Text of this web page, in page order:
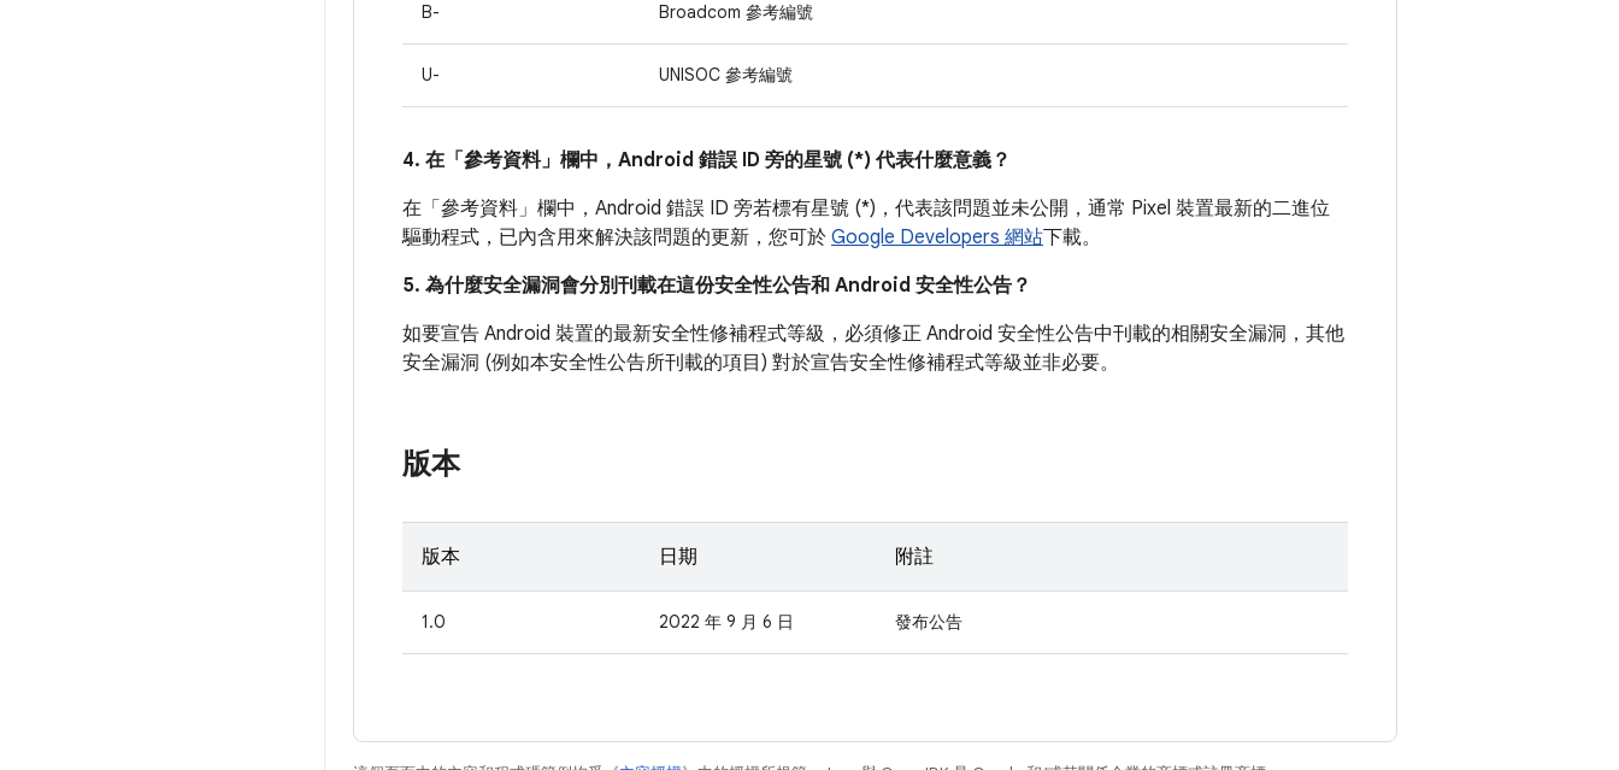
B- Broadcom 參考編號
U- UNISOC 參考編號
4. 在「參考資料」 欄中，Android 錯誤 ID 旁的星號 (*) 代表什麼意義？
在「參考資料」 欄中，Android 錯誤 ID 旁若標有星號 (*)，代表該問題並未公開，通常 Pixel 裝置最新的二進位
驅動程式，已內含用來解決該問題的更新，您可於 Google Developers 網站下載。
5. 為什麼安全漏洞會分別刊載在這份安全性公告和 Android 安全性公告？
如要宣告 Android 裝置的最新安全性修補程式等級，必須修正 Android 安全性公告中刊載的相關安全漏洞，其他
安全漏洞 (例如本安全性公告所刊載的項目) 對於宣告安全性修補程式等級並非必要。
版本
版本 日期 附註
1.0 2022 年 9 月 6 日 發布公告